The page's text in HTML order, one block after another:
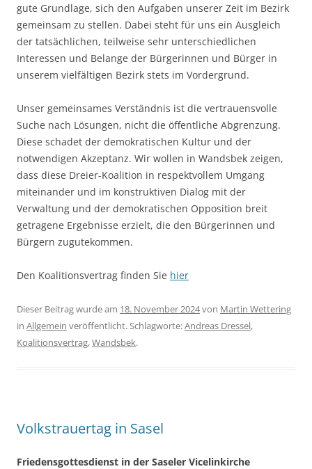
gute Grundlage, sich den Aufgaben unserer Zeit im Bezirk
gemeinsam zu stellen. Dabei steht für uns ein Ausgleich
der tatsächlichen, teilweise sehr unterschiedlichen
Interessen und Belange der Bürgerinnen und Bürger in
unserem vielfältigen Bezirk stets im Vordergrund.
Unser gemeinsames Verständnis ist die vertrauensvolle
Suche nach Lösungen, nicht die öffentliche Abgrenzung.
Diese schadet der demokratischen Kultur und der
notwendigen Akzeptanz. Wir wollen in Wandsbek zeigen,
dass diese Dreier-Koalition in respektvollem Umgang
miteinander und im konstruktiven Dialog mit der
Verwaltung und der demokratischen Opposition breit
getragene Ergebnisse erzielt, die den Bürgerinnen und
Bürgern zugutekommen.
Den Koalitionsvertrag finden Sie hier
Dieser Beitrag wurde am 18. November 2024von Martin Wettering
in Allgemein veröffentlicht. Schlagworte:Andreas Dressel,
Koalitionsvertrag,Wandsbek.
Volkstrauertag in Sasel
Friedensgottesdienst in der Saseler Vicelinkirche